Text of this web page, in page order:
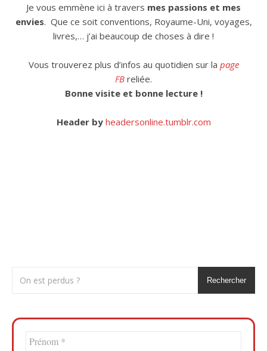
Je vous emmène ici à travers mes passions et mes
envies. Que ce soit conventions, Royaume-Uni, voyages,
livres,… j’ai beaucoup de choses à dire !
Vous trouverez plus d’infos au quotidien sur la page
FB reliée.
Bonne visite et bonne lecture !
Header by headersonline.tumblr.com
Rechercher